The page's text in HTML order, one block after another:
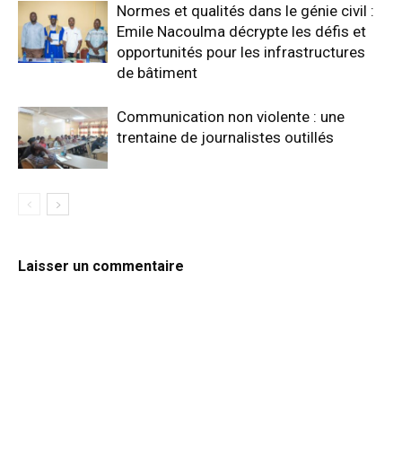
Normes et qualités dans le génie civil :
Emile Nacoulma décrypte les défis et
opportunités pour les infrastructures
de bâtiment
Communication non violente : une
trentaine de journalistes outillés
Laisser un commentaire